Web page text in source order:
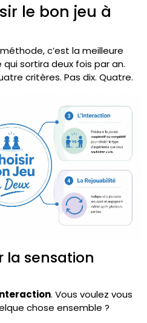
le bon jeu à
c’est la meilleure
sortira deux fois par an.
critères. Pas dix. Quatre.
la sensation
. Vous voulez vous
chose ensemble ?